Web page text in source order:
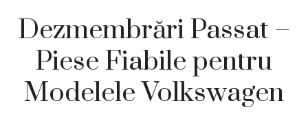
Dezmembrări Passat –
Piese Fiabile pentru
Modelele Volkswagen